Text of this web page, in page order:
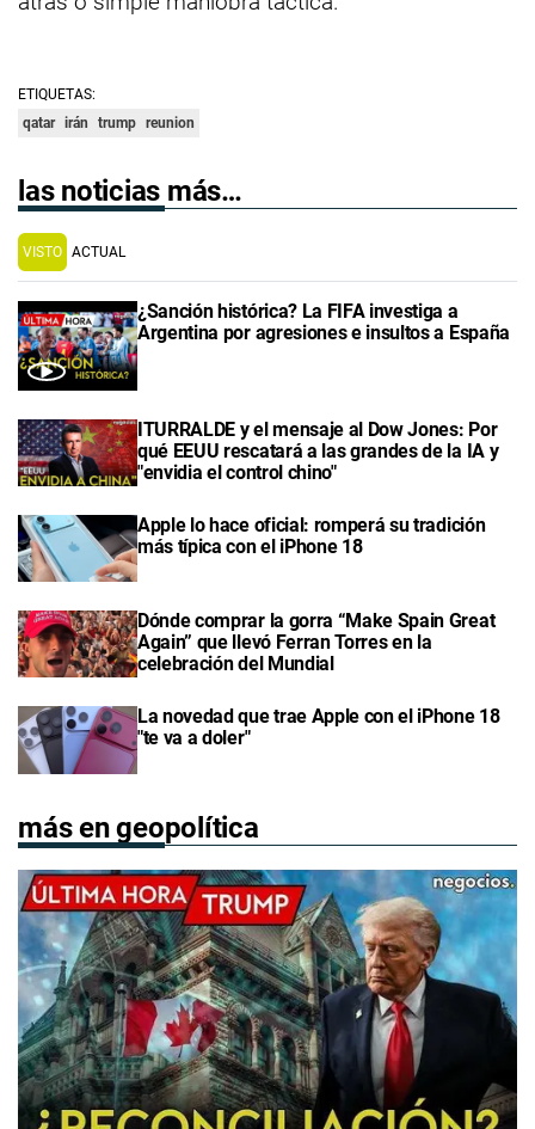
ETIQUETAS:
qatar irán trump reunion
las noticias más…
VISTO ACTUAL
¿Sanción histórica? La FIFA investiga a
Argentina por agresiones e insultos a España
ITURRALDE y el mensaje al Dow Jones: Por
qué EEUU rescatará a las grandes de la IA y
"envidia el control chino"
Apple lo hace oficial: romperá su tradición
más típica con el iPhone 18
Dónde comprar la gorra “Make Spain Great
Again” que llevó Ferran Torres en la
celebración del Mundial
La novedad que trae Apple con el iPhone 18
"te va a doler"
más en geopolítica